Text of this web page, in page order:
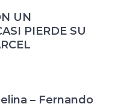
UN
PIERDE SU
– Fernando